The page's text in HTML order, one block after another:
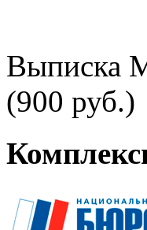
Выписка
(900 руб.)